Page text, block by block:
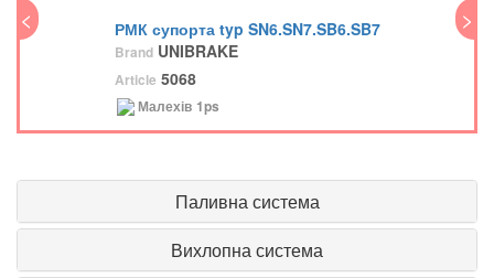
< РМК супорта typ SN6.SN7.SB6.SB7
BrandUNIBRAKE
Article 5068
Малехів 1ps
>
Паливна система
Вихлопна система